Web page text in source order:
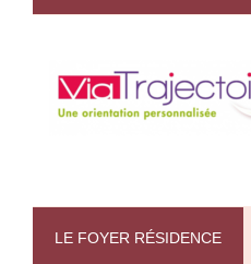
LE FOYER RÉSIDENCE